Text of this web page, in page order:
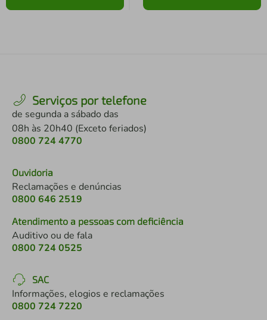
Serviços por telefone
de segunda a sábado das
08h às 20h40 (Exceto feriados)
0800 724 4770
Ouvidoria
Reclamações e denúncias
0800 646 2519
Atendimento a pessoas com deficiência
Auditivo ou de fala
0800 724 0525
SAC
Informações, elogios e reclamações
0800 724 7220